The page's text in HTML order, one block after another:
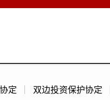
定 双边投资保护协定